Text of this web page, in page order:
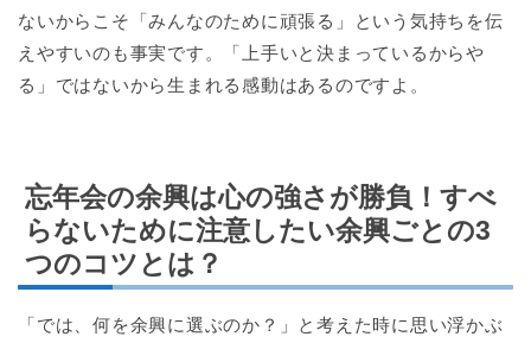
ないからこそ「みんなのために頑張る」という気持ちを伝
えやすいのも事実です。「上手いと決まっているからや
る」ではないから生まれる感動はあるのですよ。
忘年会の余興は心の強さが勝負！すべ
らないために注意したい余興ごとの3
つのコツとは？
「では、何を余興に選ぶのか？」と考えた時に思い浮かぶ